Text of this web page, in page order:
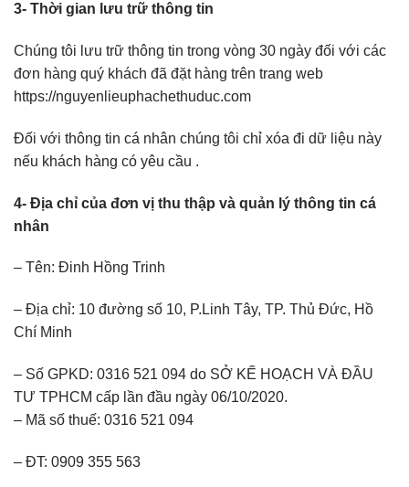
3- Thời gian lưu trữ thông tin
Chúng tôi lưu trữ thông tin trong vòng 30 ngày đối với các
đơn hàng quý khách đã đặt hàng trên trang web
https://nguyenlieuphachethuduc.com
Đối với thông tin cá nhân chúng tôi chỉ xóa đi dữ liệu này
nếu khách hàng có yêu cầu .
4- Địa chỉ của đơn vị thu thập và quản lý thông tin cá
nhân
– Tên: Đinh Hồng Trinh
– Địa chỉ: 10 đường số 10, P.Linh Tây, TP. Thủ Đức, Hồ
Chí Minh
– Số GPKD: 0316 521 094 do SỞ KẾ HOẠCH VÀ ĐẦU
TƯ TPHCM cấp lần đầu ngày 06/10/2020.
– Mã số thuế: 0316 521 094
– ĐT: 0909 355 563